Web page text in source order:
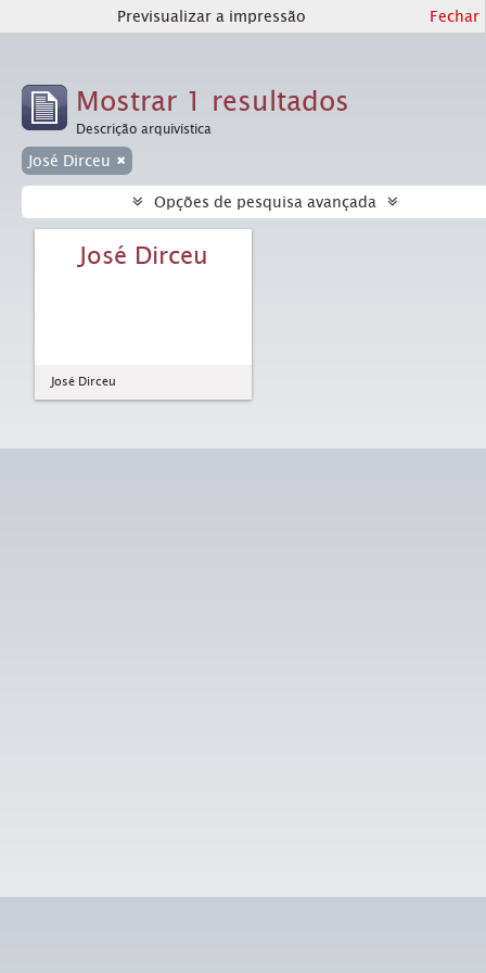
Previsualizar a impressão Fechar
Mostrar 1 resultados
Descrição arquivística
José Dirceu
Opções de pesquisa avançada
José Dirceu
José Dirceu